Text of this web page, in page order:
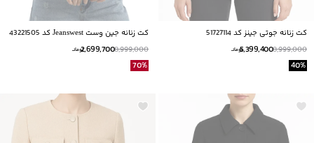
کت زنانه جوتی جینز کد 51727114
8,999,000
5,399,400تومانــ
40%
کت زنانه جین وست Jeanswest کد 43221505
8,999,000
2,699,700تومانــ
70%